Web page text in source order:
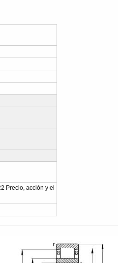
Precio, acción y el